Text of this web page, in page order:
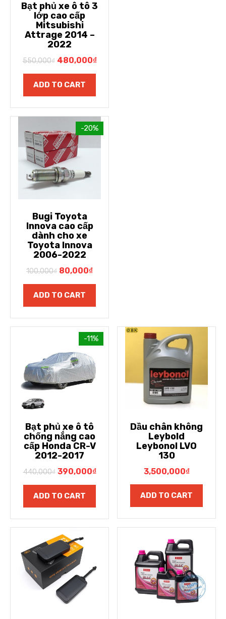
Bạt phủ xe ô tô 3
lớp cao cấp
Mitsubishi
Attrage 2014 –
2022
550,000₫ 480,000₫
ADD TO CART
-20%
Bugi Toyota
Innova cao cấp
dành cho xe
Toyota Innova
2006-2022
100,000₫ 80,000₫
ADD TO CART
-11%
Bạt phủ xe ô tô
chống nắng cao
cấp Honda CR-V
2012-2017
440,000₫ 390,000₫
ADD TO CART
Dầu chân không
Leybold
Leybonol LVO
130
3,500,000₫
ADD TO CART